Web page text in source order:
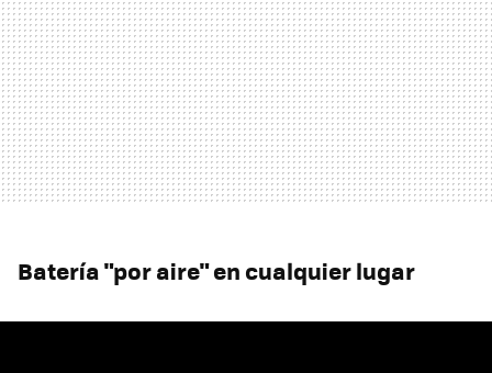
Batería "por aire" en cualquier lugar